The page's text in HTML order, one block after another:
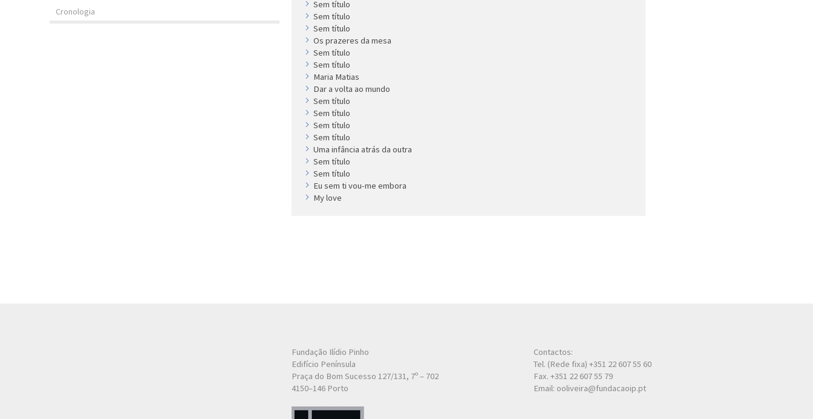
Cronologia
Sem título
Sem título
Sem título
Os prazeres da mesa
Sem título
Sem título
Maria Matias
Dar a volta ao mundo
Sem título
Sem título
Sem título
Sem título
Uma infância atrás da outra
Sem título
Sem título
Eu sem ti vou-me embora
My love
Fundação Ilídio Pinho
Edifício Península
Praça do Bom Sucesso 127/131, 7º – 702
4150–146 Porto
Contactos:
Tel. (Rede fixa) +351 22 607 55 60
Fax. +351 22 607 55 79
Email: ooliveira@fundacaoip.pt